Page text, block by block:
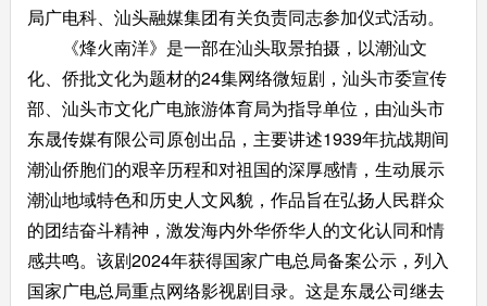
局广电科、汕头融媒集团有关负责同志参加仪式活动。
《烽火南洋》是一部在汕头取景拍摄，以潮汕文
化、侨批文化为题材的24集网络微短剧，汕头市委宣传
部、汕头市文化广电旅游体育局为指导单位，由汕头市
东晟传媒有限公司原创出品，主要讲述1939年抗战期间
潮汕侨胞们的艰辛历程和对祖国的深厚感情，生动展示
潮汕地域特色和历史人文风貌，作品旨在弘扬人民群众
的团结奋斗精神，激发海内外华侨华人的文化认同和情
感共鸣。 该剧2024年获得国家广电总局备案公示，列入
国家广电总局重点网络影视剧目录。 这是东晟公司继去